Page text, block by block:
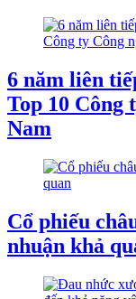
6 năm liên
Top 10 Công
Nam
Cổ phiếu
nhuận khả